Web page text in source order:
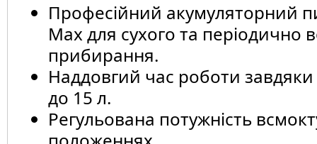
Професійний акумуляторний
Max для сухого та періодично
прибирання.
Наддовгий час роботи
до 15 л.
Регульована потужність